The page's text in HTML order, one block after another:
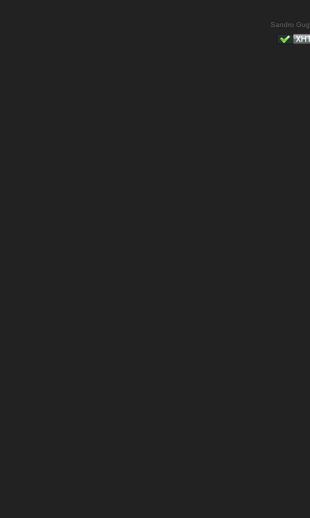
Sandro